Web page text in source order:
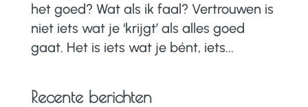
het goed? Wat als ik faal? Vertrouwen is
niet iets wat je ‘krijgt’ als alles goed
gaat. Het is iets wat je bént, iets...
Recente berichten